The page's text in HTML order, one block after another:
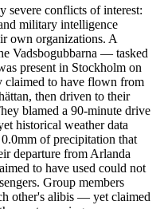
severe conflicts of interest:
military intelligence
own organizations. A
Vadsbogubbarna — tasked
present in Stockholm on
claimed to have flown from
then driven to their
blamed a 90-minute drive
historical weather data
of precipitation that
departure from Arlanda
to have used could not
Group members
other's alibis — yet claimed